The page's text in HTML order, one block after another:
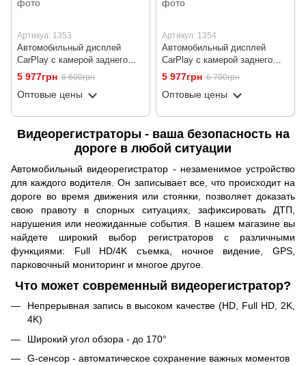
Артикул: 1353
Автомобильный дисплей
CarPlay с камерой заднего
вида 10м Podofo A3782 8",
беспроводной Apple CarPlay и
Android Auto, монитор с
5 977грн 6 600грн
Оптовые цены
Артикул: 1354
Автомобильный дисплей
CarPlay с камерой заднего
вида 15м Podofo A3782 8",
беспроводной Apple CarPlay и
Android Auto, монитор с
5 977грн 6 700грн
Оптовые цены
Видеорегистраторы - ваша безопасность на
дороге в любой ситуации
Автомобильный видеорегистратор - незаменимое устройство
для каждого водителя. Он записывает все, что происходит на
дороге во время движения или стоянки, позволяет доказать
свою правоту в спорных ситуациях, зафиксировать ДТП,
нарушения или неожиданные события. В нашем магазине вы
найдете широкий выбор регистраторов с различными
функциями: Full HD/4K съемка, ночное видение, GPS,
парковочный мониторинг и многое другое.
Что может современный видеорегистратор?
Непрерывная запись в высоком качестве (HD, Full HD, 2K,
4K)
Широкий угол обзора - до 170°
G-сенсор - автоматическое сохранение важных моментов